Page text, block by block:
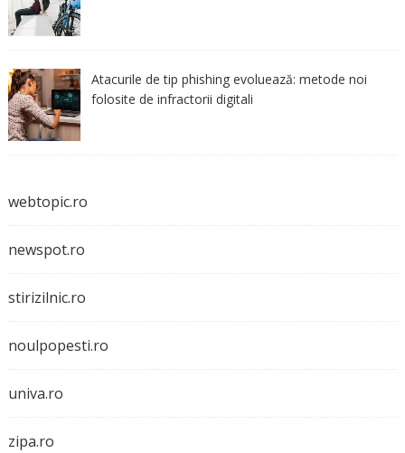
Atacurile de tip phishing evoluează: metode noi
folosite de infractorii digitali
webtopic.ro
newspot.ro
stirizilnic.ro
noulpopesti.ro
univa.ro
zipa.ro